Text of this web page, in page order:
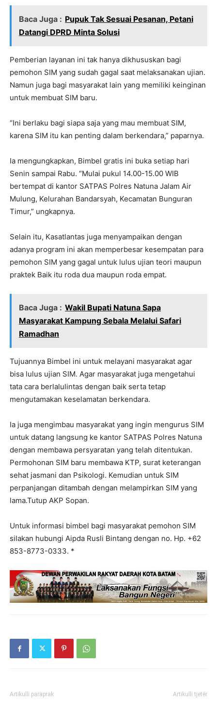
Baca Juga : Pupuk Tak Sesuai Pesanan, Petani
Datangi DPRD Minta Solusi
Pemberian layanan ini tak hanya dikhususkan bagi
pemohon SIM yang sudah gagal saat melaksanakan ujian.
Namun juga bagi masyarakat lain yang memiliki keinginan
untuk membuat SIM baru.
“Ini berlaku bagi siapa saja yang mau membuat SIM,
karena SIM itu kan penting dalam berkendara,” paparnya.
Ia mengungkapkan, Bimbel gratis ini buka setiap hari
Senin sampai Rabu. “Mulai pukul 14.00-15.00 WIB
bertempat di kantor SATPAS Polres Natuna Jalam Air
Mulung, Kelurahan Bandarsyah, Kecamatan Bunguran
Timur,” ungkapnya.
Selain itu, Kasatlantas juga menyampaikan dengan
adanya program ini akan memperbesar kesempatan para
pemohon SIM yang gagal untuk lulus ujian teori maupun
praktek Baik itu roda dua maupun roda empat.
Baca Juga : Wakil Bupati Natuna Sapa
Masyarakat Kampung Sebala Melalui Safari
Ramadhan
Tujuannya Bimbel ini untuk melayani masyarakat agar
bisa lulus ujian SIM. Agar masyarakat juga mengetahui
tata cara berlalulintas dengan baik serta tetap
mengutamakan keselamatan berkendara.
Ia juga mengimbau masyarakat yang ingin mengurus SIM
untuk datang langsung ke kantor SATPAS Polres Natuna
dengan membawa persyaratan yang telah ditentukan.
Permohonan SIM baru membawa KTP, surat keterangan
sehat jasmani dan Psikologi. Kemudian untuk SIM
perpanjangan ditambah dengan melampirkan SIM yang
lama.Tutup AKP Sopan.
Untuk informasi bimbel bagi masyarakat pemohon SIM
silakan hubungi Aipda Rusli Bintang dengan no. Hp. +62
853-8773-0333. *
Artikulli paraprak Artikulli tjetër